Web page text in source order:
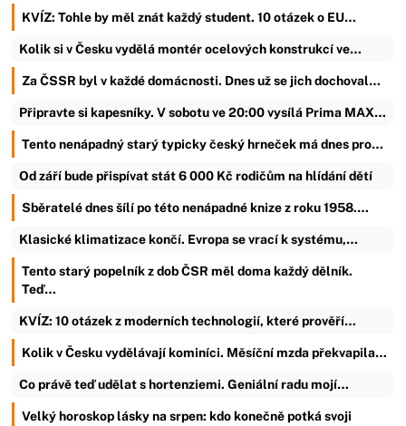
KVÍZ: Tohle by měl znát každý student. 10 otázek o EU…
Kolik si v Česku vydělá montér ocelových konstrukcí ve…
Za ČSSR byl v každé domácnosti. Dnes už se jich dochoval…
Připravte si kapesníky. V sobotu ve 20:00 vysílá Prima MAX…
Tento nenápadný starý typicky český hrneček má dnes pro…
Od září bude přispívat stát 6 000 Kč rodičům na hlídání dětí
Sběratelé dnes šílí po této nenápadné knize z roku 1958.…
Klasické klimatizace končí. Evropa se vrací k systému,…
Tento starý popelník z dob ČSR měl doma každý dělník.
Teď…
KVÍZ: 10 otázek z moderních technologií, které prověří…
Kolik v Česku vydělávají kominíci. Měsíční mzda překvapila…
Co právě teď udělat s hortenziemi. Geniální radu mojí…
Velký horoskop lásky na srpen: kdo konečně potká svoji